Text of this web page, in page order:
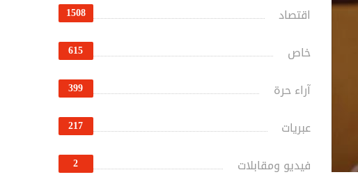
اقتصاد 1508
خاص 615
آراء حرة 399
عبريات 217
فيديو ومقابلات 2